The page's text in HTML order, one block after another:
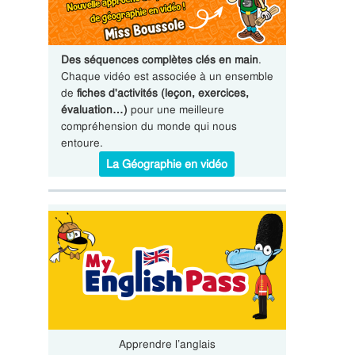
Des séquences complètes clés en main.
Chaque vidéo est associée à un ensemble
de fiches d'activités (leçon, exercices,
évaluation…) pour une meilleure
compréhension du monde qui nous
entoure.
La Géographie en vidéo
Apprendre l’anglais